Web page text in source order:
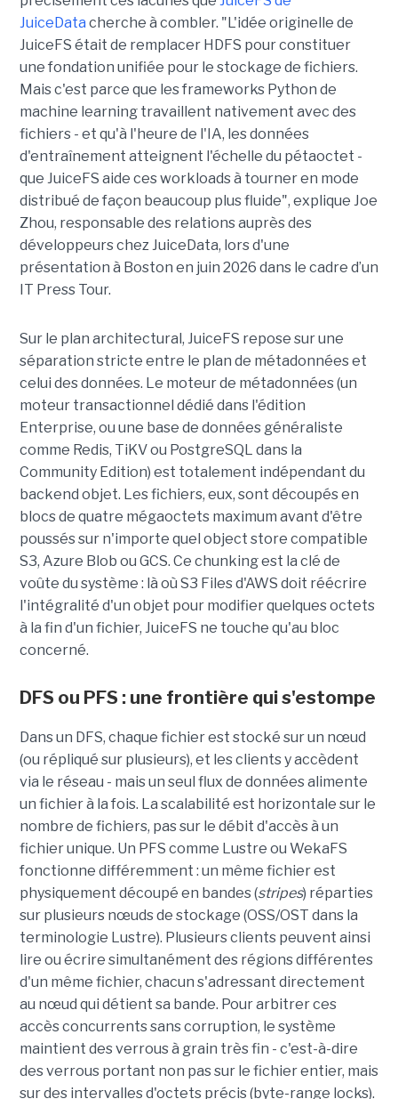
JuiceData cherche à combler. "L'idée originelle de
JuiceFS était de remplacer HDFS pour constituer
une fondation unifiée pour le stockage de fichiers.
Mais c'est parce que les frameworks Python de
machine learning travaillent nativement avec des
fichiers - et qu'à l'heure de l'IA, les données
d'entraînement atteignent l'échelle du pétaoctet -
que JuiceFS aide ces workloads à tourner en mode
distribué de façon beaucoup plus fluide", explique Joe
Zhou, responsable des relations auprès des
développeurs chez JuiceData, lors d'une
présentation à Boston en juin 2026 dans le cadre d’un
IT Press Tour.
Sur le plan architectural, JuiceFS repose sur une
séparation stricte entre le plan de métadonnées et
celui des données. Le moteur de métadonnées (un
moteur transactionnel dédié dans l'édition
Enterprise, ou une base de données généraliste
comme Redis, TiKV ou PostgreSQL dans la
Community Edition) est totalement indépendant du
backend objet. Les fichiers, eux, sont découpés en
blocs de quatre mégaoctets maximum avant d'être
poussés sur n'importe quel object store compatible
S3, Azure Blob ou GCS. Ce chunking est la clé de
voûte du système : là où S3 Files d'AWS doit réécrire
l'intégralité d'un objet pour modifier quelques octets
à la fin d'un fichier, JuiceFS ne touche qu'au bloc
concerné.
DFS ou PFS : une frontière qui s'estompe
Dans un DFS, chaque fichier est stocké sur un nœud
(ou répliqué sur plusieurs), et les clients y accèdent
via le réseau - mais un seul flux de données alimente
un fichier à la fois. La scalabilité est horizontale sur le
nombre de fichiers, pas sur le débit d'accès à un
fichier unique. Un PFS comme Lustre ou WekaFS
fonctionne différemment : un même fichier est
physiquement découpé en bandes (stripes) réparties
sur plusieurs nœuds de stockage (OSS/OST dans la
terminologie Lustre). Plusieurs clients peuvent ainsi
lire ou écrire simultanément des régions différentes
d'un même fichier, chacun s'adressant directement
au nœud qui détient sa bande. Pour arbitrer ces
accès concurrents sans corruption, le système
maintient des verrous à grain très fin - c'est-à-dire
des verrous portant non pas sur le fichier entier, mais
sur des intervalles d'octets précis (byte-range locks).